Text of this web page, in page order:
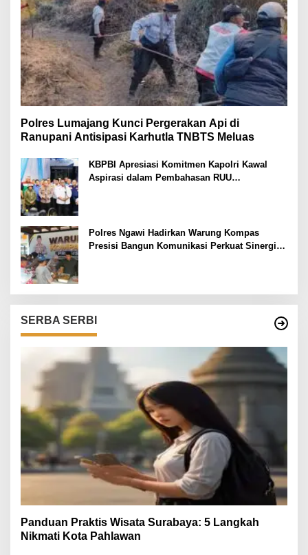
Polres Lumajang Kunci Pergerakan Api di
Ranupani Antisipasi Karhutla TNBTS Meluas
KBPBI Apresiasi Komitmen Kapolri Kawal
Aspirasi dalam Pembahasan RUU
Polres Ngawi Hadirkan Warung Kompas
Presisi Bangun Komunikasi Perkuat Sinergi
SERBA SERBI
Panduan Praktis Wisata Surabaya: 5 Langkah
Nikmati Kota Pahlawan